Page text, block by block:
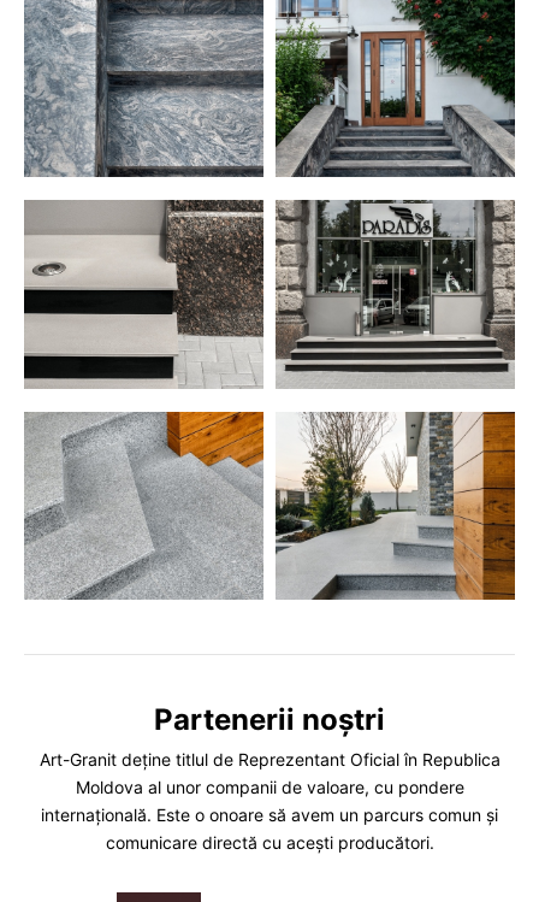
Partenerii noștri
Art-Granit deține titlul de Reprezentant Oficial în Republica
Moldova al unor companii de valoare, cu pondere
internațională. Este o onoare să avem un parcurs comun și
comunicare directă cu acești producători.